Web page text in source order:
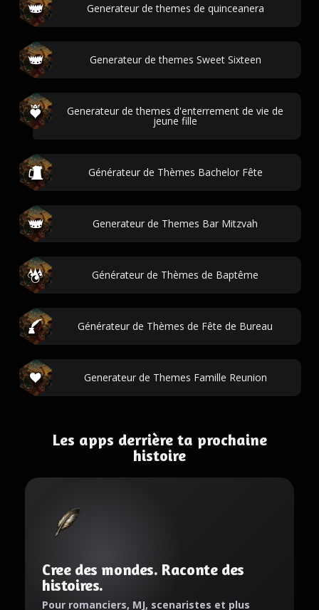
Generateur de themes de quinceanera
Generateur de themes Sweet Sixteen
Generateur de themes d'enterrement de vie de
jeune fille
Générateur de Thèmes Bachelor Fête
Generateur de Themes Bar Mitzvah
Générateur de Thèmes de Baptême
Générateur de Thèmes de Fête de Bureau
Generateur de Themes Famille Reunion
Les apps derrière ta prochaine
histoire
Cree des mondes. Raconte des
histoires.
Pour romanciers, MJ, scenaristes et plus